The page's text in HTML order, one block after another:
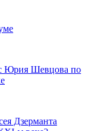
Юрия Шевцова по
Дзерманта